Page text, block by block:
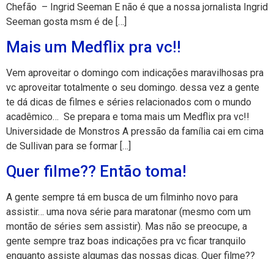
Chefão – Ingrid Seeman E não é que a nossa jornalista Ingrid
Seeman gosta msm é de […]
Mais um Medflix pra vc!!
Vem aproveitar o domingo com indicações maravilhosas pra
vc aproveitar totalmente o seu domingo. dessa vez a gente
te dá dicas de filmes e séries relacionados com o mundo
acadêmico… Se prepara e toma mais um Medflix pra vc!!
Universidade de Monstros A pressão da família cai em cima
de Sullivan para se formar […]
Quer filme?? Então toma!
A gente sempre tá em busca de um filminho novo para
assistir… uma nova série para maratonar (mesmo com um
montão de séries sem assistir). Mas não se preocupe, a
gente sempre traz boas indicações pra vc ficar tranquilo
enquanto assiste algumas das nossas dicas. Quer filme??